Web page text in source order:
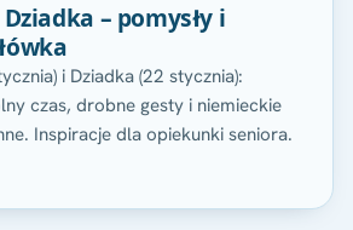
– pomysły i
i Dziadka (22 stycznia):
czas, drobne gesty i niemieckie
Inspiracje dla opiekunki seniora.